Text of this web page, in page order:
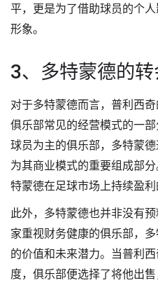
平，更是为了借助球员的个
形象。
3、多特蒙德的
对于多特蒙德而言，普利西
俱乐部常见的经营模式的一
球员为主的俱乐部，多特蒙
为其商业模式的重要组成部
特蒙德在足球市场上持续盈利
此外，多特蒙德也并非没有
家重视财务健康的俱乐部，
的价值和未来潜力。当普利
度，俱乐部便选择了将他出